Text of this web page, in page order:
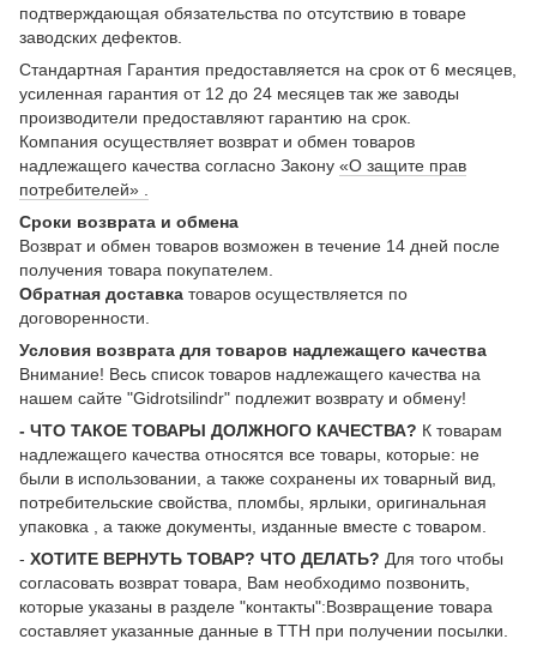
подтверждающая обязательства по отсутствию в товаре
заводских дефектов.
Стандартная Гарантия предоставляется на срок от 6 месяцев,
усиленная гарантия от 12 до 24 месяцев так же заводы
производители предоставляют гарантию на срок.
Компания осуществляет возврат и обмен товаров
надлежащего качества согласно Закону «О защите прав
потребителей» .
Сроки возврата и обмена
Возврат и обмен товаров возможен в течение 14 дней после
получения товара покупателем.
Обратная доставка товаров осуществляется по
договоренности.
Условия возврата для товаров надлежащего качества
Внимание! Весь список товаров надлежащего качества на
нашем сайте "Gidrotsilindr" подлежит возврату и обмену!
- ЧТО ТАКОЕ ТОВАРЫ ДОЛЖНОГО КАЧЕСТВА? К товарам
надлежащего качества относятся все товары, которые: не
были в использовании, а также сохранены их товарный вид,
потребительские свойства, пломбы, ярлыки, оригинальная
упаковка , а также документы, изданные вместе с товаром.
- ХОТИТЕ ВЕРНУТЬ ТОВАР? ЧТО ДЕЛАТЬ? Для того чтобы
согласовать возврат товара, Вам необходимо позвонить,
которые указаны в разделе "контакты":Возвращение товара
составляет указанные данные в ТТН при получении посылки.